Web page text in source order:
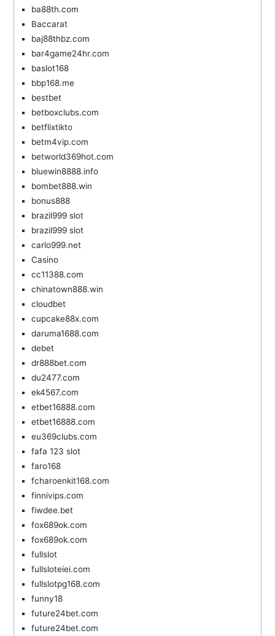
ba88th.com
Baccarat
baj88thbz.com
bar4game24hr.com
baslot168
bbp168.me
bestbet
betboxclubs.com
betflixtikto
betm4vip.com
betworld369hot.com
bluewin8888.info
bombet888.win
bonus888
brazil999 slot
brazil999 slot
carlo999.net
Casino
cc11388.com
chinatown888.win
cloudbet
cupcake88x.com
daruma1688.com
debet
dr888bet.com
du2477.com
ek4567.com
etbet16888.com
etbet16888.com
eu369clubs.com
fafa 123 slot
faro168
fcharoenkit168.com
finnivips.com
fiwdee.bet
fox689ok.com
fox689ok.com
fullslot
fullsloteiei.com
fullslotpg168.com
funny18
future24bet.com
future24bet.com